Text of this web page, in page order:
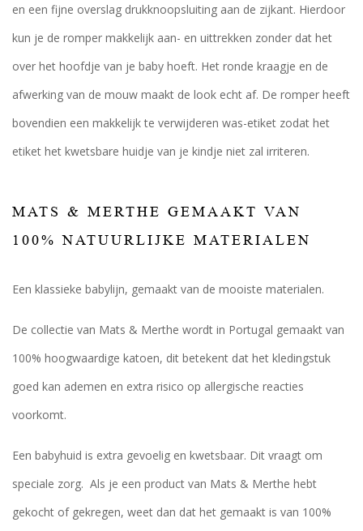
en een fijne overslag drukknoopsluiting aan de zijkant. Hierdoor
kun je de romper makkelijk aan- en uittrekken zonder dat het
over het hoofdje van je baby hoeft. Het ronde kraagje en de
afwerking van de mouw maakt de look echt af. De romper heeft
bovendien een makkelijk te verwijderen was-etiket zodat het
etiket het kwetsbare huidje van je kindje niet zal irriteren.
MATS & MERTHE GEMAAKT VAN
100% NATUURLIJKE MATERIALEN
Een klassieke babylijn, gemaakt van de mooiste materialen.
De collectie van Mats & Merthe wordt in Portugal gemaakt van
100% hoogwaardige katoen, dit betekent dat het kledingstuk
goed kan ademen en extra risico op allergische reacties
voorkomt.
Een babyhuid is extra gevoelig en kwetsbaar. Dit vraagt om
speciale zorg. Als je een product van Mats & Merthe hebt
gekocht of gekregen, weet dan dat het gemaakt is van 100%